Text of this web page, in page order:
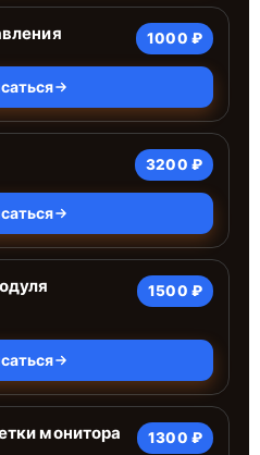
1000 ₽
3200 ₽
1500 ₽
монитора 1300 ₽